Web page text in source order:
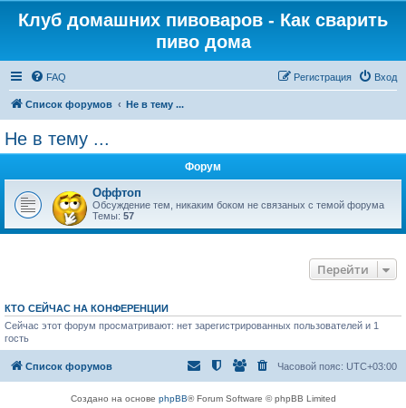
Клуб домашних пивоваров - Как cварить
пиво дома
FAQ Вход
Регистрация
Список форумов Не в тему ...
Не в тему ...
Форум
Оффтоп
Обсуждение тем, никаким боком не связаных с темой форума
Темы: 57
Перейти
КТО СЕЙЧАС НА КОНФЕРЕНЦИИ
Сейчас этот форум просматривают: нет зарегистрированных пользователей и 1
гость
Список форумов Часовой пояс: UTC+03:00
Создано на основе phpBB® Forum Software © phpBB Limited